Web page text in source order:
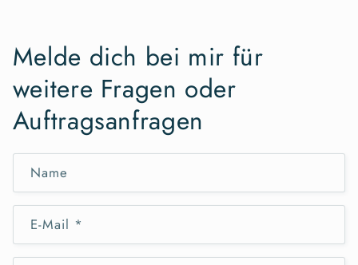
Melde dich bei mir für
weitere Fragen oder
Auftragsanfragen
Name
E-Mail *